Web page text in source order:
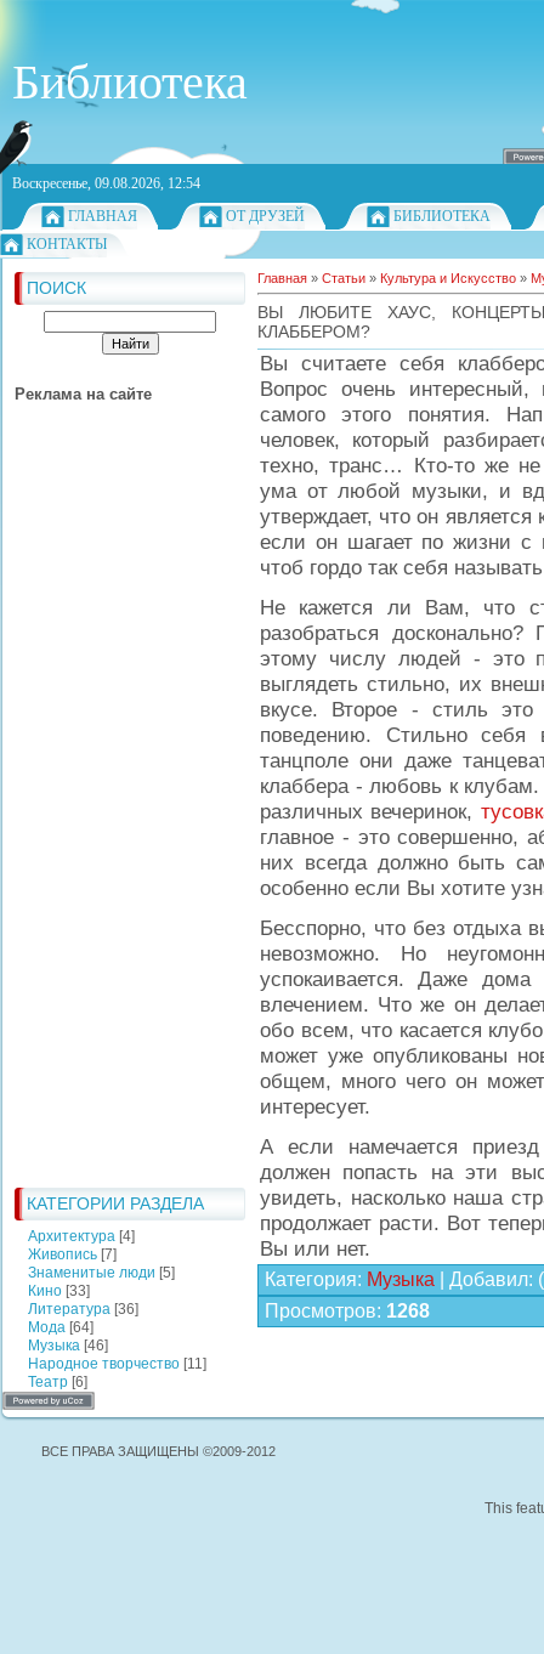
Библиотека
Воскресенье, 09.08.2026, 12:54
ГЛАВНАЯ
ОТ ДРУЗЕЙ
БИБЛИОТЕКА
КОНТАКТЫ
ПОИСК
Реклама на сайте
КАТЕГОРИИ РАЗДЕЛА
Архитектура [4]
Живопись [7]
Знаменитые люди [5]
Кино [33]
Литература [36]
Мода [64]
Музыка [46]
Народное творчество [11]
Театр [6]
Главная » Статьи » Культура и Искусство »
ВЫ ЛЮБИТЕ ХАУС,
КЛАББЕРОМ?
Вы считаете себя
Вопрос очень
самого этого понятия.
человек, который
техно, транс… Кто-то же
ума от любой музыки, и
утверждает, что он
если он шагает по жизни с
чтоб гордо так себя
Не кажется ли Вам, что
разобраться
этому числу людей - это
выглядеть стильно, их
вкусе. Второе - стиль
поведению. Стильно
танцполе они даже
клаббера - любовь к
различных вечеринок,
главное - это совершенно,
них всегда должно быть
особенно если Вы хотите
Бесспорно, что без отдыха
невозможно. Но
успокаивается. Даже
влечением. Что же он
обо всем, что касается
может уже опубликованы
общем, много чего он
интересует.
А если намечается приезд
должен попасть на эти
увидеть, насколько наша
продолжает расти. Вот
Вы или нет.
Категория: Музыка Добавил:
Просмотров: 1268
ВСЕ ПРАВА ЗАЩИЩЕНЫ ©2009-2012
This